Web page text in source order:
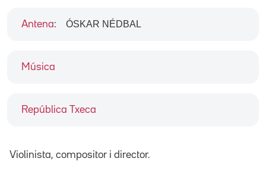
Música
República Txeca
Antena: ÓSKAR NÉDBAL
Violinista, compositor i director.